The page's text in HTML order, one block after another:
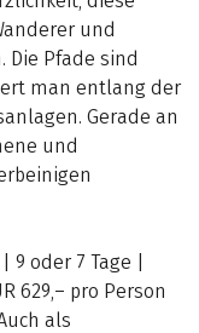
und
Die Pfade sind
man entlang der
Gerade an
und
| 9 oder 7 Tage |
629,– pro Person
als